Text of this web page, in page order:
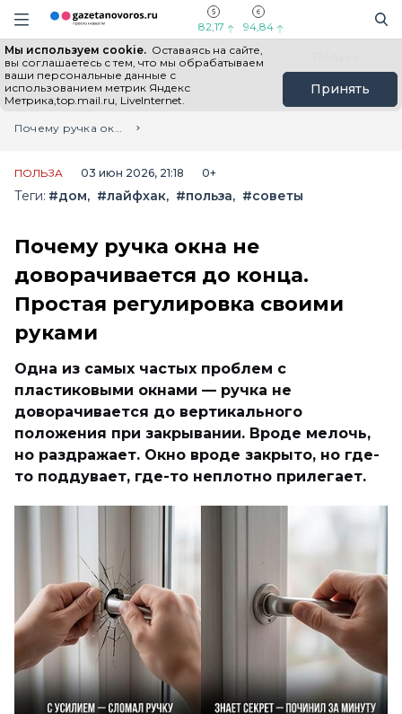
Информационный портал "ГазетаНоворос.ру"
Навигация сайта
82,17 94,84
Мы используем cookie. Оставаясь на сайте,
вы соглашаетесь с тем, что мы обрабатываем
ваши персональные данные с
использованием метрик Яндекс
Метрика,top.mail.ru, LiveInternet.
Принять
Все новости Новости России
Главная
Лента новостей
Почему ручка окна не доворачивается до конца. Простая регулировка своими руками
ПОЛЬЗА 03 июн 2026, 21:18 0+
Теги: #дом #лайфхак #польза #советы
Почему ручка окна не
доворачивается до конца.
Простая регулировка своими
руками
Одна из самых частых проблем с
пластиковыми окнами — ручка не
доворачивается до вертикального
положения при закрывании. Вроде мелочь,
но раздражает. Окно вроде закрыто, но где-
то поддувает, где-то неплотно прилегает.